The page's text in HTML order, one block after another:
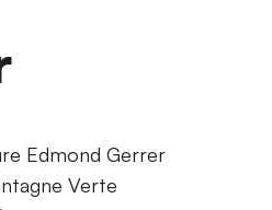
Edmond Gerrer
Verte